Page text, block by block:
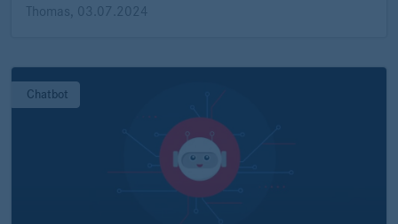
Thomas
03.07.2024
Chatbot